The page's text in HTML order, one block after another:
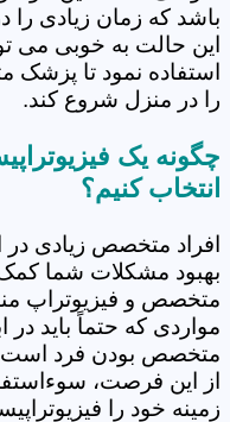
باشد که زمان زیادی را
این حالت به خوبی می
استفاده نمود تا پزشک
را در منزل شروع کند.
چگونه یک
انتخاب کنیم؟
افراد متخصص زیادی در
بهبود مشکلات شما
متخصص و فیزیوتراپ
مواردی که حتماً باید در
متخصص بودن فرد است.
از این فرصت،
زمینه خود را